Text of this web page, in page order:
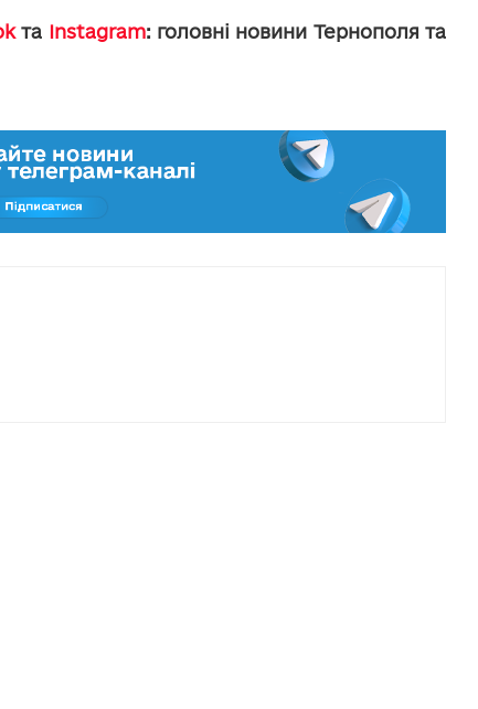
та Instagram: головні новини Тернополя та